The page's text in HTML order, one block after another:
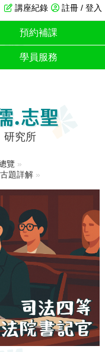
註冊 / 登入
講座紀錄
預約補課
學員服務
.志聖
研究所
覽 »
題詳解 »